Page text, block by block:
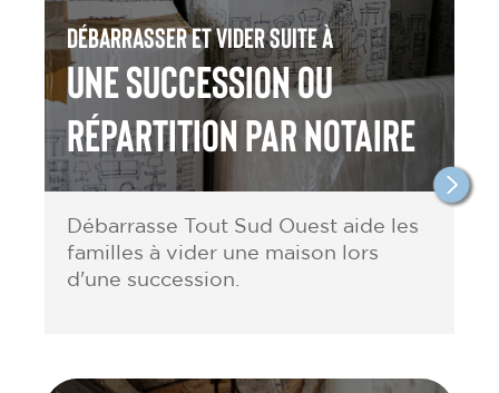
Débarrasser et vider suite à
une Succession ou
répartition par notaire
Débarrasse Tout Sud Ouest aide les
familles à vider une maison lors
d'une succession.